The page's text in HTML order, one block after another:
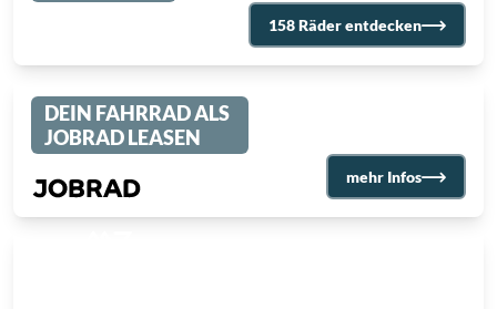
158 Räder entdecken
DEIN FAHRRAD ALS
JOBRAD LEASEN
mehr Infos